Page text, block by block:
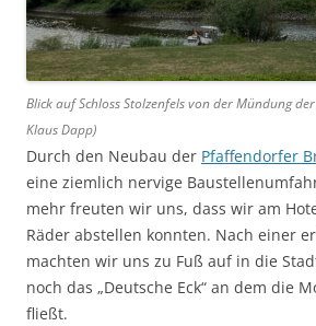
Blick auf Schloss Stolzenfels von der Mündung
Klaus Dapp)
Durch den Neubau der Pfaffendorfer
eine ziemlich nervige
mehr freuten wir uns, dass wir am
Räder abstellen konnten. Nach einer
machten wir uns zu Fuß auf in die
noch das „Deutsche Eck“ an dem die
fließt.